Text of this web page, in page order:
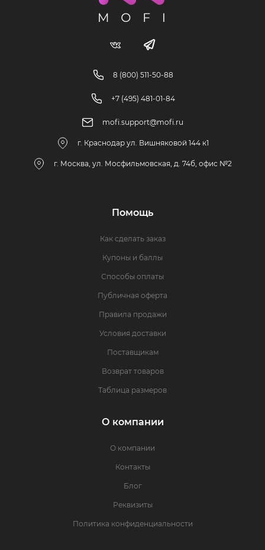
8 (800) 511-50-88
+7 (495) 481-01-84
mofi.support@mofi.ru
г. Краснодар ул. Вишняковой 144 к1
г. Москва, ул. Мосфильмовская, д. 74б, офис №2
Помощь
Как сделать заказ
Купоны и баллы
Способы оплаты
Публичная оферта
Правила продажи
Условия доставки
Поставщикам
Возврат товаров
Таблица размеров
О компании
О компании
Контакты
Блог
Реквизиты
Политика конфиденциальности